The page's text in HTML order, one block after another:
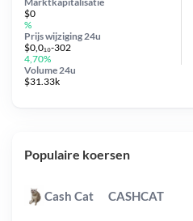
Prijs wijziging24u
$0,0₁₀-302
4,70%
$0
%
Volume 24u
$31.33k
Populaire koersen
Cash Cat CASHCAT